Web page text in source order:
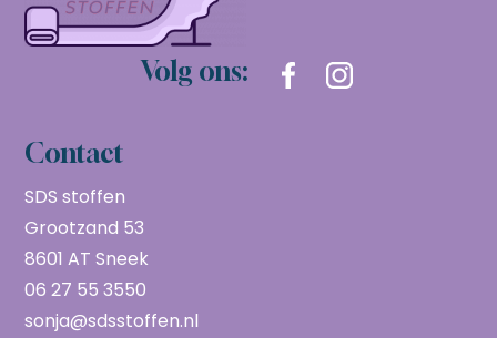
Volg ons:
Contact
SDS stoffen
Grootzand 53
8601 AT Sneek
06 27 55 3550
sonja@sdsstoffen.nl